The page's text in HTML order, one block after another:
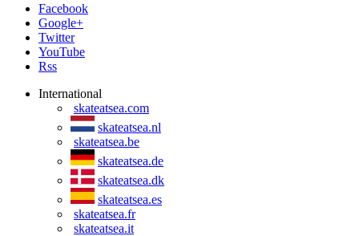
Facebook
Google+
Twitter
YouTube
Rss
International
skateatsea.com
skateatsea.nl
skateatsea.be
skateatsea.de
skateatsea.dk
skateatsea.es
skateatsea.fr
skateatsea.it